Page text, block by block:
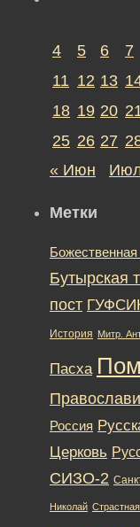
4
5 6 7
11 12 13
18 19 20
25 26 27
« Июн
Метки
Божественная
Бутырская
пост
История Митр.
Пасха
Россия
Церковь
СИЗО-2
Николай